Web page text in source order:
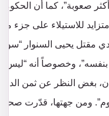
صعوبة”، كما أن الحكومة
للاستيلاء على جزء من
مقتل يحيى السنوار
بنفسه”، وخصوصاً أنه “ليس
بغض النظر عن ثمن الدم
ومن جهتها، قدّرت